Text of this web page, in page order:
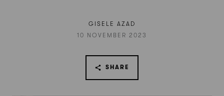
GISELE AZAD
10 NOVEMBER 2023
SHARE